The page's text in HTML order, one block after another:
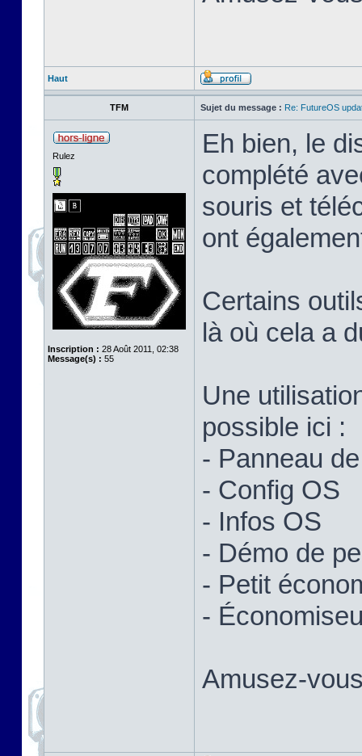
Haut
TFM Sujet du message : Re: FutureOS
Rulez
Inscription : 28 Août 2011, 02:38
Message(s) : 55
Eh bien, le
complété
souris et
ont
Certains
là où cela a
Une
possible ici :
- Panneau
- Config OS
- Infos OS
- Démo de
- Petit
-
Amusez-